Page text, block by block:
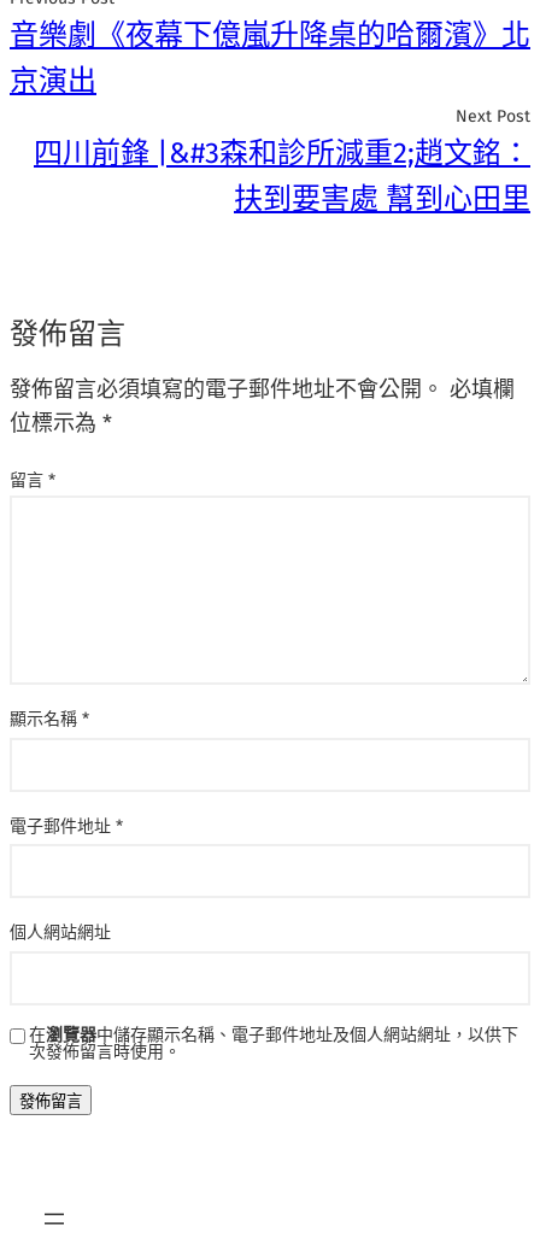
音樂劇《夜幕下億嵐升降桌的哈爾濱》北
京演出
Next Post
四川前鋒 |&#3森和診所減重2;趙文銘：
扶到要害處 幫到心田里
發佈留言
發佈留言必須填寫的電子郵件地址不會公開。 必填欄
位標示為 *
留言 *
顯示名稱 *
電子郵件地址 *
個人網站網址
在瀏覽器中儲存顯示名稱、電子郵件地址及個人網站網址，以供下
次發佈留言時使用。